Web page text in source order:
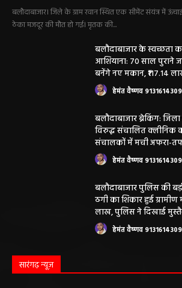
बलौदाबाजार। जिले के ग्राम रवान स्थित एक सीमेंट संयंत्र में
ठेका मजदूर की मौत हो गई। मृतक की...
बलौदाबाजार के स्वच्छता
आशियाना: 70 साल पुराने
बनेंगे नए मकान, ₹117.14
हेमंत वैष्णव 9131614309
बलौदाबाजार ब्रेकिंग:
विरुद्ध संचालित क्लीनिक
संचालकों में मची अफरा-
हेमंत वैष्णव 9131614309
बलौदाबाजार पुलिस की
ठगी का शिकार हुई
लाख, पुलिस ने दिखाई
हेमंत वैष्णव 9131614309
सारंगढ़ न्यूज़